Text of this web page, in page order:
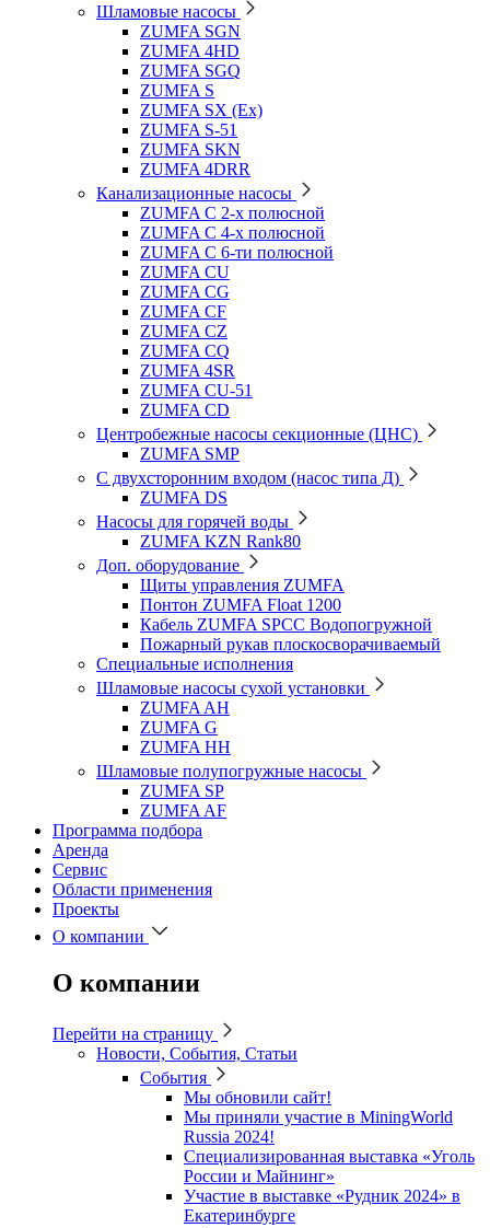
Шламовые насосы
ZUMFA SGN
ZUMFA 4HD
ZUMFA SGQ
ZUMFA S
ZUMFA SX (Ex)
ZUMFA S-51
ZUMFA SKN
ZUMFA 4DRR
Канализационные насосы
ZUMFA C 2-х полюсной
ZUMFA C 4-х полюсной
ZUMFA C 6-ти полюсной
ZUMFA CU
ZUMFA CG
ZUMFA CF
ZUMFA CZ
ZUMFA CQ
ZUMFA 4SR
ZUMFA CU-51
ZUMFA CD
Центробежные насосы секционные (ЦНС)
ZUMFA SMP
С двухсторонним входом (насос типа Д)
ZUMFA DS
Насосы для горячей воды
ZUMFA KZN Rank80
Доп. оборудование
Щиты управления ZUMFA
Понтон ZUMFA Float 1200
Кабель ZUMFA SPCC Водопогружной
Пожарный рукав плоскосворачиваемый
Специальные исполнения
Шламовые насосы сухой установки
ZUMFA AH
ZUMFA G
ZUMFA HH
Шламовые полупогружные насосы
ZUMFA SP
ZUMFA AF
Программа подбора
Аренда
Сервис
Области применения
Проекты
О компании
О компании
Перейти на страницу
Новости, События, Статьи
События
Мы обновили сайт!
Мы приняли участие в MiningWorld
Russia 2024!
Специализированная выставка «Уголь
России и Майнинг»
Участие в выставке «Рудник 2024» в
Екатеринбурге